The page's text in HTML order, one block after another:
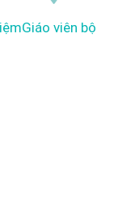
Giáo viên bộ